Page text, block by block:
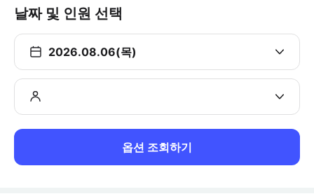
날짜 및 인원 선택
2026.08.06(목)
옵션 조회하기